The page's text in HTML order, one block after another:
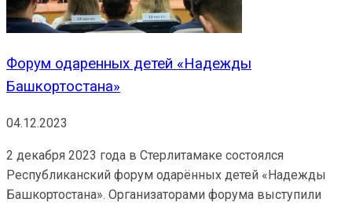
Форум одаренных детей «Надежды
Башкортостана»
04.12.2023
2 декабря 2023 года в Стерлитамаке состоялся
Республиканский форум одарённых детей «Надежды
Башкортостана». Организаторами форума выступили